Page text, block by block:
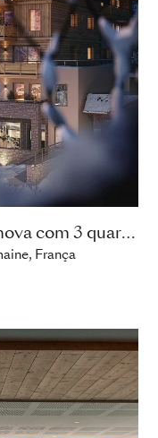
apartamento de construção nova com 3 quartos
França